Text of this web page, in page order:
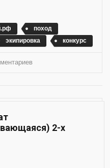
поход
экипировка конкурс
2-х